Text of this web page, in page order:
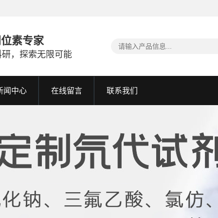
素专家
，探索无限可能
闻中心 在线留言 联系我们